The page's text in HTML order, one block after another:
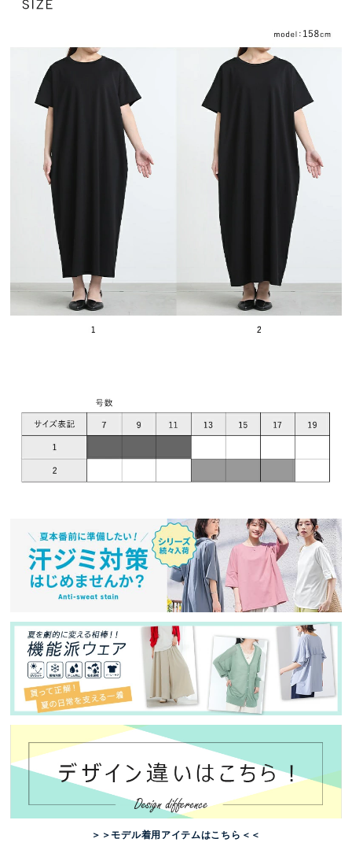
＞＞モデル着用アイテムはこちら＜＜